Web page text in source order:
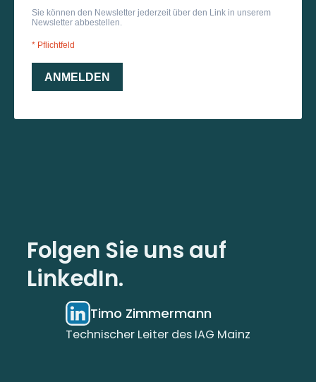
Folgen Sie uns auf
LinkedIn.
Timo Zimmermann
Technischer Leiter des IAG Mainz